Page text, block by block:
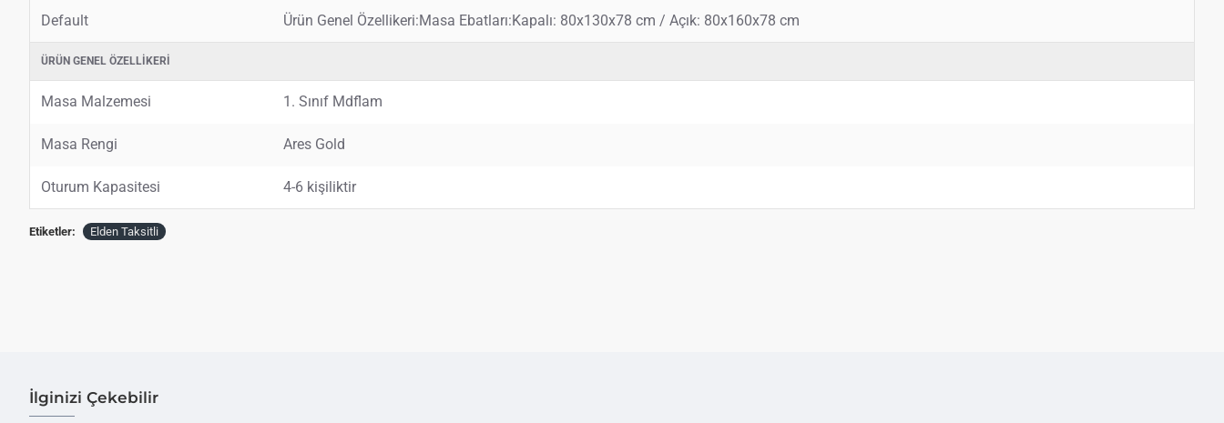
Default Ürün Genel Özellikeri:Masa Ebatları:Kapalı: 80x130x78 cm / Açık: 80x160x78 cm
ÜRÜN GENEL ÖZELLIKERI
Masa Malzemesi 1. Sınıf Mdflam
Masa Rengi Ares Gold
Oturum Kapasitesi 4-6 kişiliktir
Etiketler: Elden Taksitli
İlginizi Çekebilir